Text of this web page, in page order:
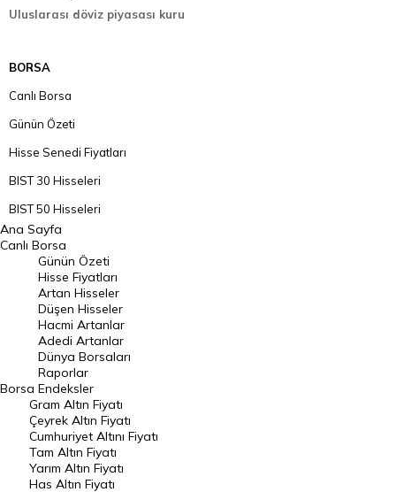
Uluslarası döviz piyasası kuru
BORSA
Canlı Borsa
Günün Özeti
Hisse Senedi Fiyatları
BIST 30 Hisseleri
BIST 50 Hisseleri
BIST 100 Hisseleri
En Çok Artan Hisseler
En Çok Düşen Hisseler
Hacmi Artanlar
Geçmiş Kapanışlar
Dünya Borsaları
Raporlar
Endeksler
DÖVİZ
Ana Sayfa
Canlı Borsa
Borsa
Günün Özeti
Hisse Fiyatları
Artan Hisseler
Düşen Hisseler
Hacmi Artanlar
Adedi Artanlar
Dünya Borsaları
Raporlar
Endeksler
Gram Altın Fiyatı
Çeyrek Altın Fiyatı
Cumhuriyet Altını Fiyatı
Tam Altın Fiyatı
Yarım Altın Fiyatı
Has Altın Fiyatı